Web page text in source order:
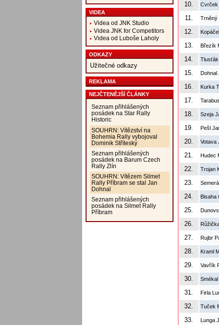
VIDEA
Videa od JNK Studio
Videa JNK for Competitors
Videa od Luboše Laholy
ODKAZY
Užitečné odkazy
REKLAMA
NEJČTENĚJŠÍ ČLÁNKY
Seznam přihlášených
posádek na Star Rally
Historic
SOUHRN: Vítězství na
Bohemia Rally vybojoval
Dominik Stříteský
Seznam přihlášených
posádek na Barum Czech
Rally Zlín
SOUHRN: Vítězem Silmet
Rally Příbram se stal Jan
Dohnal
Seznam přihlášených
posádek na Silmet Rally
Příbram
10.
Cvrček
11.
Trněný
12.
13.
Březík
14.
Tlusťák
15.
Dohnal
16.
Kurka
17.
18.
Szeja
19.
Pešl
20.
Votava
21.
Hudec
22.
Trojan
23.
24.
Bisaha
25.
26.
27.
Rujbr
28.
Kraml
29.
Vavřík
30.
31.
Firla
32.
Tuček
33.
Lunga